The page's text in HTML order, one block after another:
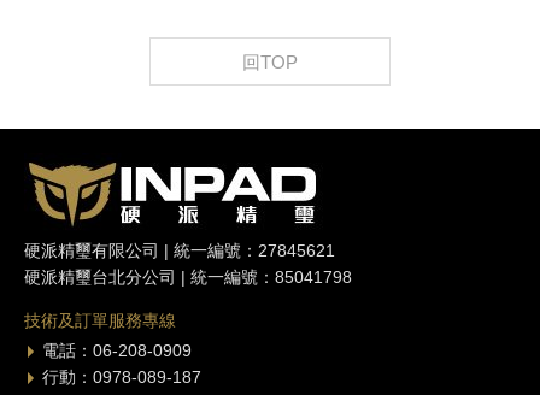
回TOP
硬派精璽有限公司 | 統一編號：27845621
硬派精璽台北分公司 | 統一編號：85041798
技術及訂單服務專線
電話：06-208-0909
行動：0978-089-187